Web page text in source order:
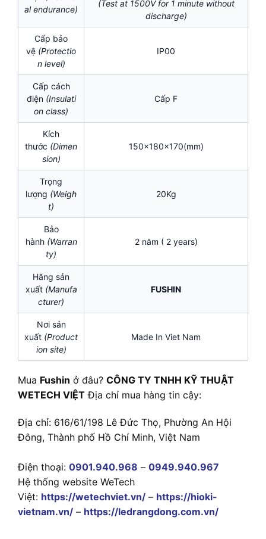
al endurance)
(Test at 1500V for 1 minute without
discharge)
Cấp bảo
vệ (Protectio
n level)
IP00
Cấp cách
điện (Insulati
on class)
Cấp F
Kích
thước (Dimen
sion)
150x180x170(mm)
Trọng
lượng (Weigh
t)
20Kg
Bảo
hành (Warran
ty)
2 năm ( 2 years)
Hãng sản
xuất (Manufa
cturer)
FUSHIN
Nơi sản
xuất (Product
ion site)
Made In Viet Nam
Mua Fushin ở đâu? CÔNG TY TNHH KỸ THUẬT
WETECH VIỆT Địa chỉ mua hàng tin cậy:
Địa chỉ: 616/61/198 Lê Đức Thọ, Phường An Hội
Đông, Thành phố Hồ Chí Minh, Việt Nam
Điện thoại: 0901.940.968 – 0949.940.967
Hệ thống website WeTech
Việt: https://wetechviet.vn/ – https://hioki-
vietnam.vn/ – https://ledrangdong.com.vn/